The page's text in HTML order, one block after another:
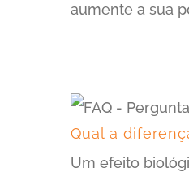
aumente a sua
Qual a
Um efeito